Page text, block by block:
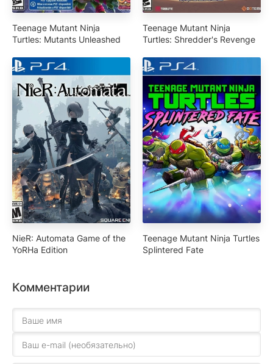
Teenage Mutant Ninja
Turtles: Mutants Unleashed
Teenage Mutant Ninja
Turtles: Shredder's Revenge
NieR: Automata Game of the
YoRHa Edition
Teenage Mutant Ninja Turtles
Splintered Fate
Комментарии